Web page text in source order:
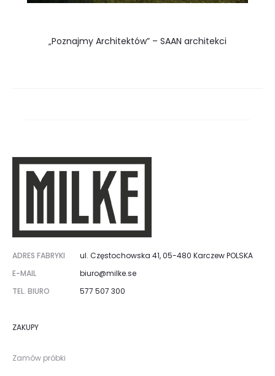
„Poznajmy Architektów” – SAAN architekci
ADRES FABRYKI
ul. Częstochowska 41, 05-480 Karczew POLSKA
E-MAIL
biuro@milke.se
TEL. BIURO
577 507 300
ZAKUPY
Zamów próbki